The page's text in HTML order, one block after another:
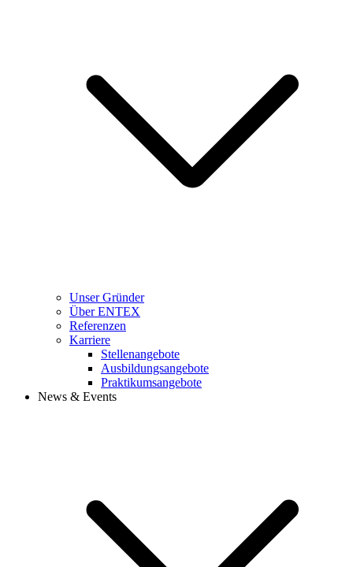
Unser Gründer
Über ENTEX
Referenzen
Karriere
Stellenangebote
Ausbildungsangebote
Praktikumsangebote
News & Events